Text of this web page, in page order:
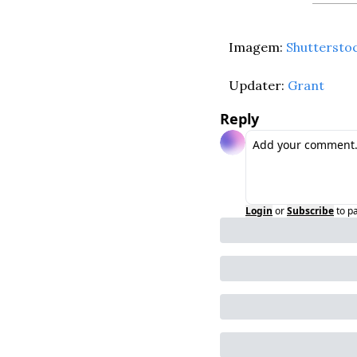
Imagem:
Updater: Grant
Reply
Login orSubscribeto